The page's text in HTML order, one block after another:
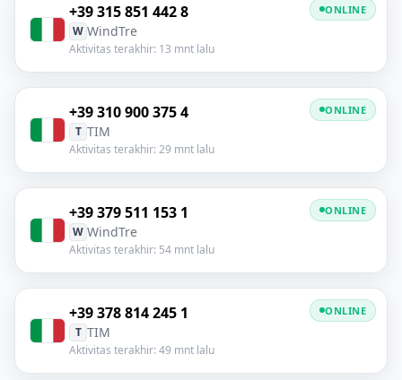
+39 315 851 442 8
W WindTre
Aktivitas terakhir: 13 mnt lalu
ONLINE
+39 310 900 375 4
T TIM
Aktivitas terakhir: 29 mnt lalu
ONLINE
+39 379 511 153 1
W WindTre
Aktivitas terakhir: 54 mnt lalu
ONLINE
+39 378 814 245 1
T TIM
Aktivitas terakhir: 49 mnt lalu
ONLINE